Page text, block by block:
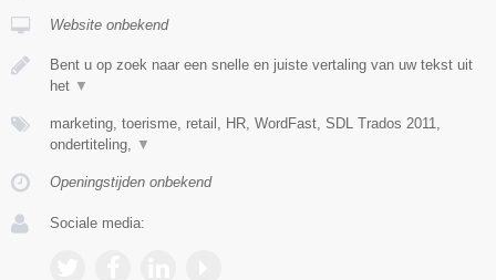
Website onbekend
Bent u op zoek naar een snelle en juiste vertaling van uw tekst uit
het ▼
marketing, toerisme, retail, HR, WordFast, SDL Trados 2011,
ondertiteling,
▼
Openingstijden onbekend
Sociale media: